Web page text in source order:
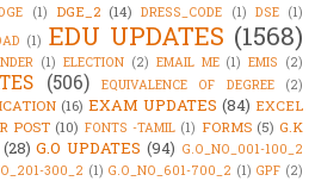
(1) DGE_2 (14) DRESS_CODE (1) DSE (1)
(1) EDU UPDATES (1568)
(1) ELECTION (2) EMAIL ME (1) EMIS (2)
(506) EQUIVALENCE OF DEGREE (2)
(16) EXAM UPDATES (84) EXCEL
POST (10) FONTS -TAMIL (1) FORMS (5) G.K
(28) G.O UPDATES (94) G.O_NO_001-100_2
300_2 (1) G.O_NO_601-700_2 (1) GPF (2)